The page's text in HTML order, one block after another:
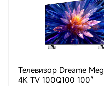
Телевизор Dreame
4K TV 100Q100 100″